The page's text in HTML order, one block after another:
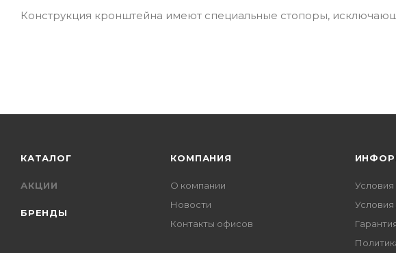
Конструкция кронштейна имеют специальные стопоры,
КАТАЛОГ
АКЦИИ
БРЕНДЫ
КОМПАНИЯ
О компании
Новости
Контакты офисов
Условия